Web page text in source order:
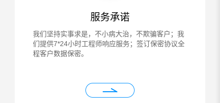
服务承诺
我们坚持实事求是，不小病大治，不欺骗客户；我
们提供7*24小时工程师响应服务；签订保密协议全
程客户数据保密。